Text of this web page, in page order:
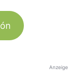
Anzeige